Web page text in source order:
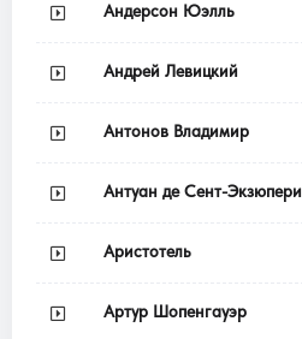
Андерсон Юэлль
Андрей Левицкий
Антонов Владимир
Антуан де Сент-Экзюпери
Аристотель
Артур Шопенгауэр